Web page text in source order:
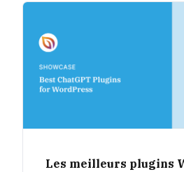
Les meilleurs plugins